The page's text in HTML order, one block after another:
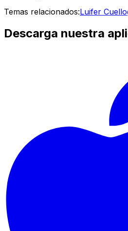
Temas relacionados:Luifer Cuello
Descarga nuestra